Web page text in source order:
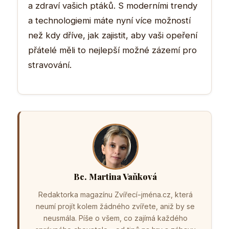
a zdraví vašich ptáků. S moderními trendy
a technologiemi máte nyní více možností
než kdy dříve, jak zajistit, aby vaši opeření
přátelé měli to nejlepší možné zázemí pro
stravování.
Bc. Martina Vaňková
Redaktorka magazínu Zvířecí-jména.cz, která
neumí projít kolem žádného zvířete, aniž by se
neusmála. Píše o všem, co zajímá každého